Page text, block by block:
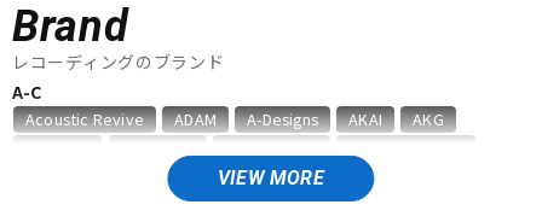
管楽器
アンプ エフェクター
DTM
Brand
レコーディングのブランド
VIEW MORE
A-C
Acoustic Revive ADAM A-Designs AKAI
AKG
ART ARTRIG
audio-technica AUDIX AURATONE